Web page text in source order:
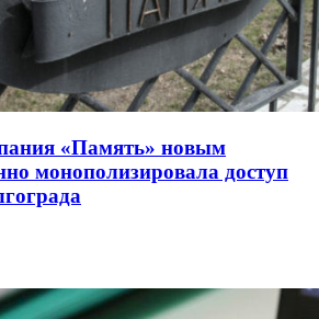
«Память» новым
монополизировала доступ